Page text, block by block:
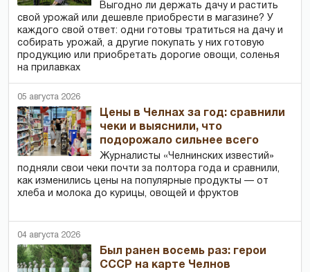
Выгодно ли держать дачу и растить
свой урожай или дешевле приобрести в магазине? У
каждого свой ответ: одни готовы тратиться на дачу и
собирать урожай, а другие покупать у них готовую
продукцию или приобретать дорогие овощи, соленья
на прилавках
05 августа 2026
Цены в Челнах за год: сравнили
чеки и выяснили, что
подорожало сильнее всего
Журналисты «Челнинских известий»
подняли свои чеки почти за полтора года и сравнили,
как изменились цены на популярные продукты — от
хлеба и молока до курицы, овощей и фруктов
04 августа 2026
Был ранен восемь раз: герои
СССР на карте Челнов